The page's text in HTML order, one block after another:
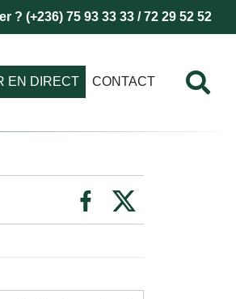
? (+236) 75 93 33 33 / 72 29 52 52
EN DIRECT CONTACT